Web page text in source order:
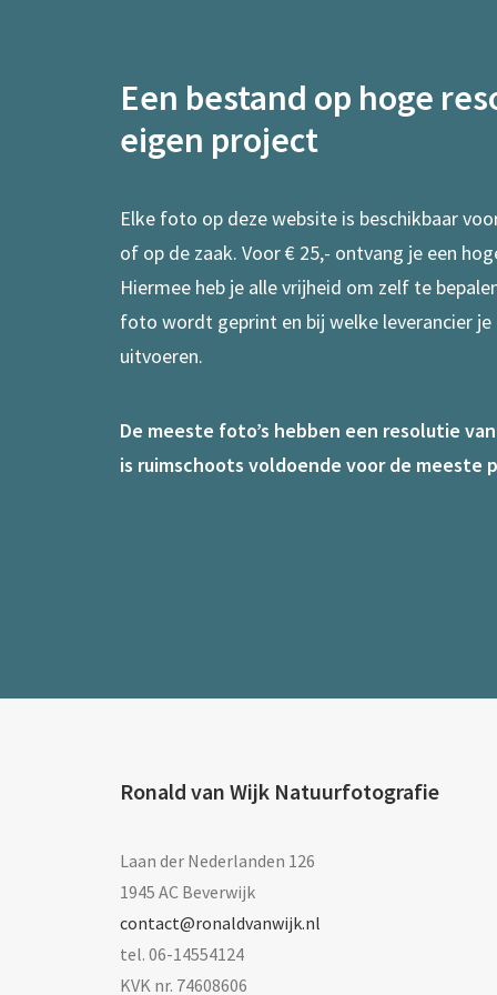
Een bestand op hoge
eigen project
Elke foto op deze website is beschikbaar
of op de zaak. Voor € 25,- ontvang je een
Hiermee heb je alle vrijheid om zelf te
foto wordt geprint en bij welke leverancier
uitvoeren.
De meeste foto’s hebben een resolutie
is ruimschoots voldoende voor de meeste
Ronald van Wijk Natuurfotografie
Laan der Nederlanden 126
1945 AC Beverwijk
contact@ronaldvanwijk.nl
tel. 06-14554124
KVK nr. 74608606